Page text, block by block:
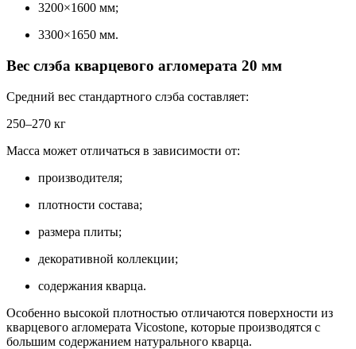
3200×1600 мм;
3300×1650 мм.
Вес слэба кварцевого агломерата 20 мм
Средний вес стандартного слэба составляет:
250–270 кг
Масса может отличаться в зависимости от:
производителя;
плотности состава;
размера плиты;
декоративной коллекции;
содержания кварца.
Особенно высокой плотностью отличаются поверхности из
кварцевого агломерата Vicostone, которые производятся с
большим содержанием натурального кварца.